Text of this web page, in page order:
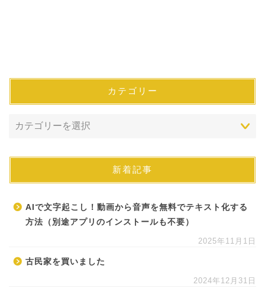
カテゴリー
新着記事
AIで文字起こし！動画から音声を無料でテキスト化する
方法（別途アプリのインストールも不要）
2025年11月1日
古民家を買いました
2024年12月31日